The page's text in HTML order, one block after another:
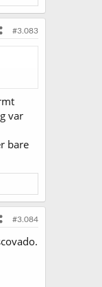
#3.083
var
bare
#3.084